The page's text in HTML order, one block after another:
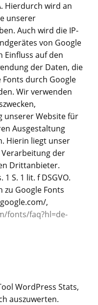
Hierdurch wird an
unserer
Auch wird die IP-
von Google
Einfluss auf den
der Daten, die
Fonts durch Google
Wir verwenden
unserer Website für
Ausgestaltung
Hierin liegt unser
der
Drittanbieter.
S. 1 lit. f DSGVO.
Google Fonts
,
fonts/faq?hl=de-
WordPress Stats,
auszuwerten.